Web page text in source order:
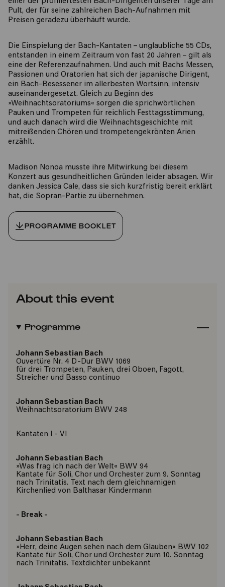
Pult, der für seine zahlreichen Bach-Aufnahmen mit
Preisen geradezu überhäuft wurde.
Die Einspielung der Bach-Kantaten – unglaubliche 55 CDs,
entstanden in einem Zeitraum von fast 20 Jahren – gilt als
eine der Referenzaufnahmen. Und auch mit Bachs Messen,
Passionen und Oratorien hat sich der japanische Dirigent,
ein Bach-Besessener im allerbesten Wortsinn, intensiv
auseinandergesetzt. Gleich zu Beginn des
»Weihnachtsoratoriums« sorgen die sprichwörtlichen
Pauken und Trompeten für reichlich Festtagsstimmung,
und auch danach wird die Weihnachtsgeschichte mit
mitreißenden Chören und trompetengekrönten Arien
erzählt.
​Madison Nonoa musste ihre Mitwirkung bei diesem
Konzert aus gesundheitlichen Gründen leider absagen. Wir
danken Jessica Cale, dass sie sich kurzfristig bereit erklärt
hat, die Sopran-Partie zu übernehmen.
PROGRAMME BOOKLET
About this event
Programme
Johann Sebastian Bach
Ouvertüre Nr. 4 D-Dur BWV 1069
für drei Trompeten, Pauken, drei Oboen, Fagott,
Streicher und Basso continuo
Johann Sebastian Bach
Weihnachtsoratorium BWV 248
Kantaten I - VI
Johann Sebastian Bach
»Was frag ich nach der Welt« BWV 94
Kantate für Soli, Chor und Orchester zum 9. Sonntag
nach Trinitatis. Text nach dem gleichnamigen
Kirchenlied von Balthasar Kindermann
- Break -
Johann Sebastian Bach
»Herr, deine Augen sehen nach dem Glauben« BWV 102
Kantate für Soli, Chor und Orchester zum 10. Sonntag
nach Trinitatis. Textdichter unbekannt